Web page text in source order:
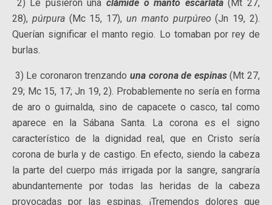
2) Le pusieron una clámide o manto escarlata(Mt 27,
28), púrpura (Mc 15, 17),un manto purpúreo(Jn 19, 2).
Querían significar el manto regio. Lo tomaban por rey de
burlas.
3) Le coronaron trenzando una corona de espinas(Mt 27,
29; Mc 15, 17; Jn 19, 2). Probablemente no sería en forma
de aro o guirnalda, sino de capacete o casco, tal como
aparece en la Sábana Santa. La corona es el signo
característico de la dignidad real, que en Cristo sería
corona de burla y de castigo. En efecto, siendo la cabeza
la parte del cuerpo más irrigada por la sangre, sangraría
abundantemente por todas las heridas de la cabeza
provocadas por las espinas. ¡Tremendos dolores que